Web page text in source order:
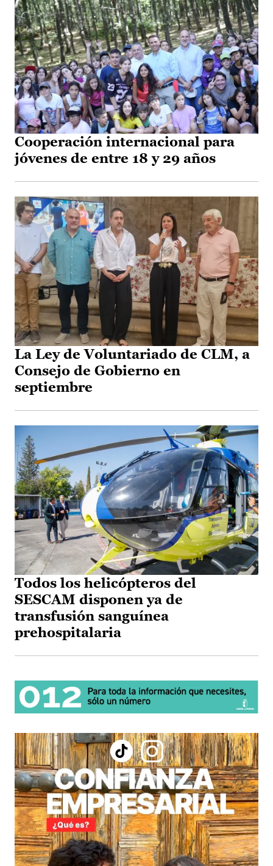
Cooperación internacional para
jóvenes de entre 18 y 29 años
La Ley de Voluntariado de CLM, a
Consejo de Gobierno en
septiembre
Todos los helicópteros del
SESCAM disponen ya de
transfusión sanguínea
prehospitalaria